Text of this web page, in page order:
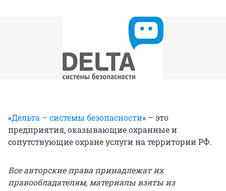
«Дельта – системы безопасности» – это
предприятия, оказывающие охранные и
сопутствующие охране услуги на территории РФ.
Все авторские права принадлежат их
правообладателям, материалы взяты из